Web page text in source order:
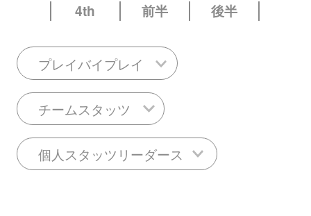
4th
前半 後半
プレイバイプレイ
チームスタッツ
個人スタッツリーダース